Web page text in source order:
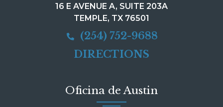
16 E AVENUE A, SUITE 203A
TEMPLE, TX 76501
(254) 752-9688
DIRECTIONS
Oficina de Austin